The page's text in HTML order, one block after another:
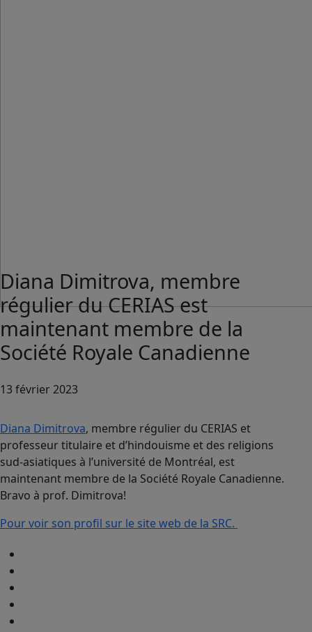
Diana Dimitrova, membre
régulier du CERIAS est
maintenant membre de la
Société Royale Canadienne
13 février 2023
Diana Dimitrova, membre régulier du CERIAS et
professeur titulaire et d’hindouisme et des religions
sud-asiatiques à l’université de Montréal, est
maintenant membre de la Société Royale Canadienne.
Bravo à prof. Dimitrova!
Pour voir son profil sur le site web de la SRC.